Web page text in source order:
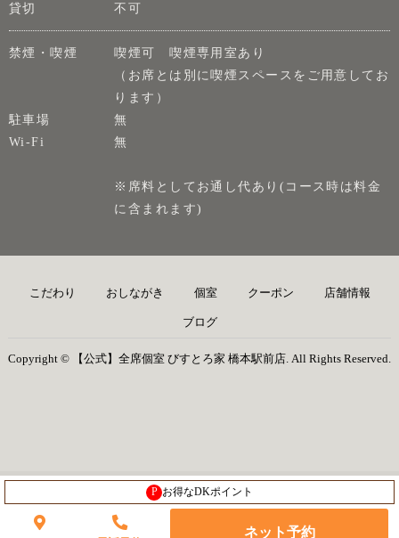
貸切
不可
禁煙・喫煙
喫煙可 喫煙専用室あり
（お席とは別に喫煙スペースをご用意してお
ります）
駐車場
無
Wi-Fi
無
※席料としてお通し代あり(コース時は料金
に含まれます)
こだわり おしながき 個室 クーポン 店舗情報
ブログ
Copyright © 【公式】全席個室 びすとろ家 橋本駅前店. All Rights Reserved.
P お得なDKポイント
ネット予約